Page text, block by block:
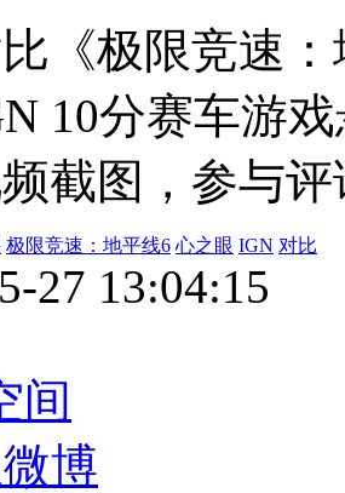
《极限竞速
10分赛车游
截图，参与
极限竞速：地平线6 心之眼 IGN 对比
27 13:04:15
间
博